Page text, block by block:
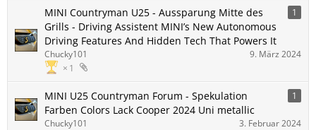
MINI Countryman U25 - Aussparung Mitte des
Grills - Driving Assistent MINI’s New Autonomous
Driving Features And Hidden Tech That Powers It
1
1
Chucky101 9. März 2024
MINI U25 Countryman Forum - Spekulation
Farben Colors Lack Cooper 2024 Uni metallic
1
Chucky101 3. Februar 2024